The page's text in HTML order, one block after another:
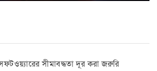
সীমাবদ্ধতা দূর করা জরুরি